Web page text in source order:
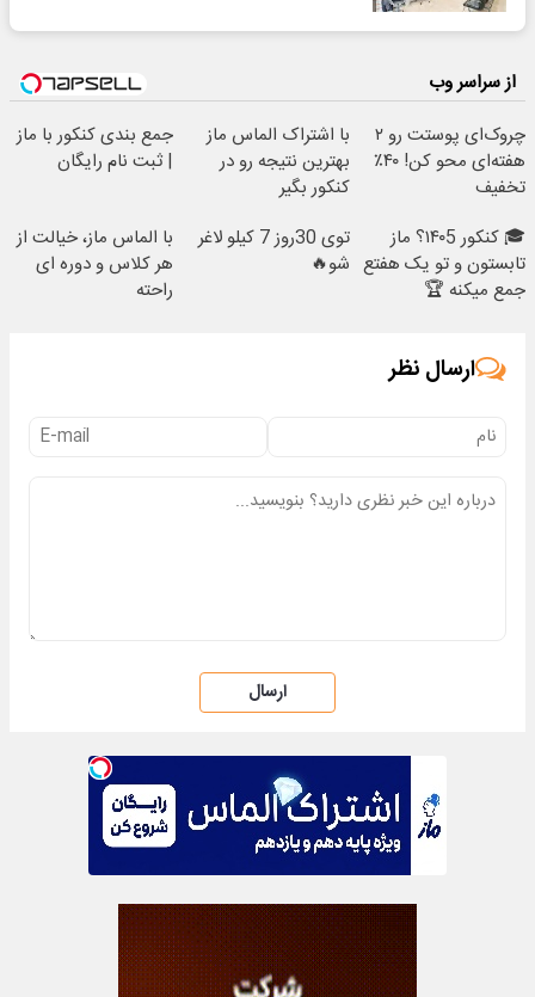
از سراسر وب
چروک‌ای پوستت رو ۲
هفته‌ای محو کن! ۴۰٪
تخفیف
با اشتراک الماس ماز
بهترین نتیجه رو در
کنکور بگیر
جمع بندی کنکور با ماز
| ثبت نام رایگان
🎓 کنکور ۱۴۰5؟ ماز
تابستون و تو یک هفتع
جمع میکنه 🏆
توی 30روز 7 کیلو لاغر
شو🔥
با الماس ماز، خیالت از
هر کلاس و دوره ای
راحته
ارسال نظر
ارسال